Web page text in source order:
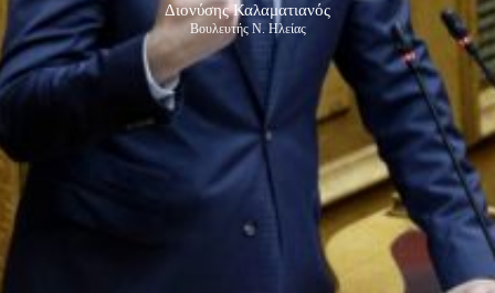
Διονύσης Καλαματιανός
Βουλευτής Ν. Ηλείας